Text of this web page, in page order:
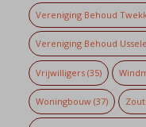
Vereniging Behoud
Vereniging Behoud
Vrijwilligers(35)
Woningbouw(37)